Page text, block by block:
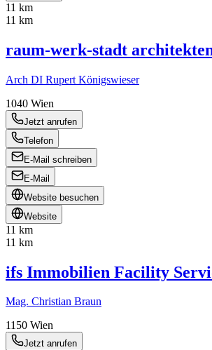
11 km
11 km
raum-werk-stadt
Arch DI Rupert Königswieser
1040 Wien
Jetzt anrufen
Telefon
E-Mail schreiben
E-Mail
Website besuchen
Website
11 km
11 km
ifs Immobilien Facility
Mag. Christian Braun
1150 Wien
Jetzt anrufen